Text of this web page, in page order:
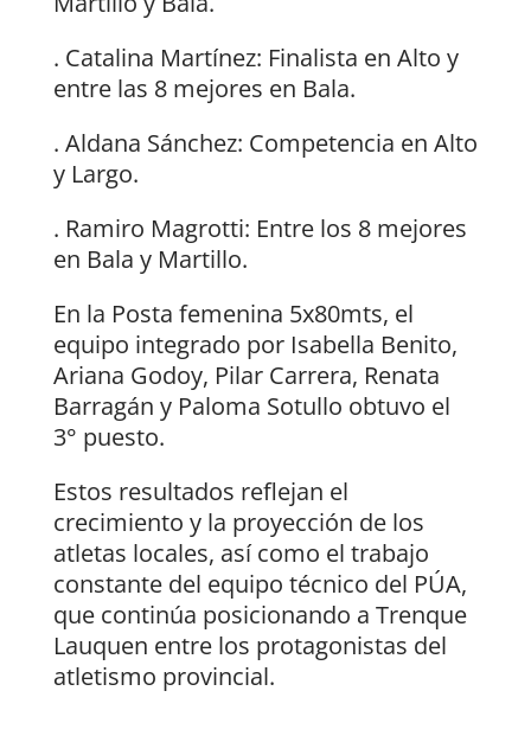
. Catalina Martínez: Finalista en Alto y
entre las 8 mejores en Bala.
. Aldana Sánchez: Competencia en Alto
y Largo.
. Ramiro Magrotti: Entre los 8 mejores
en Bala y Martillo.
En la Posta femenina 5x80mts, el
equipo integrado por Isabella Benito,
Ariana Godoy, Pilar Carrera, Renata
Barragán y Paloma Sotullo obtuvo el
3° puesto.
Estos resultados reflejan el
crecimiento y la proyección de los
atletas locales, así como el trabajo
constante del equipo técnico del PÚA,
que continúa posicionando a Trenque
Lauquen entre los protagonistas del
atletismo provincial.